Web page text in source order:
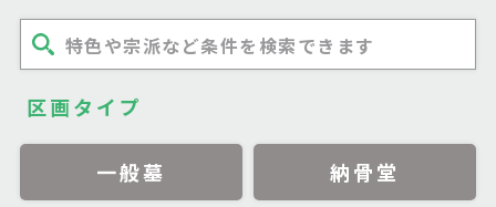
特色や宗派など条件を検索できます
区画タイプ
一般墓 納骨堂